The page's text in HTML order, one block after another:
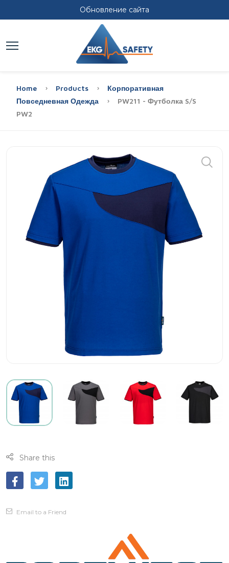
Обновление сайта
Home Products
Корпоративная
Повседневная Одежда
PW211 - Футболка S/S
PW2
Share this
Email to a Friend